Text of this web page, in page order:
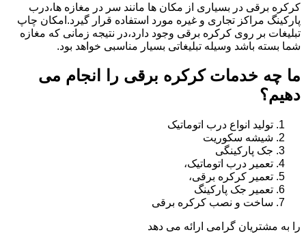
کرکره برقی در بسیاری از مکان ها مانند سر در مغازه ها،درب
پارکینگ مراکز تجاری و غیره مورد استفاده قرار گیرد.امکان چاپ
تبلیغات بر روی کرکره برقی وجود دارد،در نتیجه زمانی که مغازه
شما بسته باشد وسیله تبلیغاتی بسیار مناسبی خواهد بود.
ما چه خدمات کرکره برقی را انجام می
دهیم؟
تولید انواع درب اتوماتیک
شیشه سکوریت
جک پارکینگی
تعمیر درب اتوماتیک،
تعمیر کرکره برقی،
تعمیر جک پارکینگ
ساخت و نصب کرکره برقی
را به مشتریان گرامی ارائه می دهد